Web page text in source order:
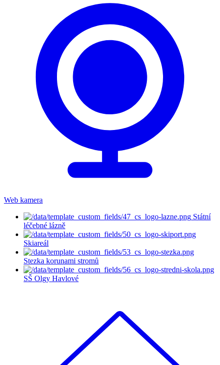
Web kamera
Státní
léčebné lázně
Skiareál
Stezka korunami stromů
SŠ Olgy Havlové